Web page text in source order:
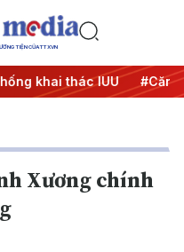
TIỆN CỦA TTXVN
khai thác IUU
Xương chính